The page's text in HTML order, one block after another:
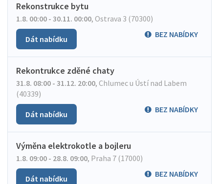
Rekonstrukce bytu
1.8. 00:00 - 30.11. 00:00, Ostrava 3 (70300)
BEZ NABÍDKY
Dát nabídku
Rekontrukce zděné chaty
31.8. 08:00 - 31.12. 20:00, Chlumec u Ústí nad Labem
(40339)
BEZ NABÍDKY
Dát nabídku
Výměna elektrokotle a bojleru
1.8. 09:00 - 28.8. 09:00, Praha 7 (17000)
BEZ NABÍDKY
Dát nabídku